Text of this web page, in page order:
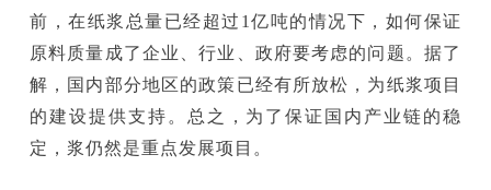
前，在纸浆总量已经超过1亿吨的情况下，如何保证
原料质量成了企业、行业、政府要考虑的问题。据了
解，国内部分地区的政策已经有所放松，为纸浆项目
的建设提供支持。总之，为了保证国内产业链的稳
定，浆仍然是重点发展项目。